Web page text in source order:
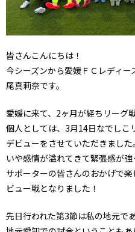
皆さんこんにちは！
今シーズンから愛媛ＦＣレディ
尾真莉奈です。
愛媛に来て、2ヶ月が経ちリーグ
個人としては、3月14日なでしこ
デビューをさせていただきまし
いや感情が溢れてきて緊張感が
サポーターの皆さんのおかげで
ビュー戦となりました！
先日行われた第3節は私の地元で